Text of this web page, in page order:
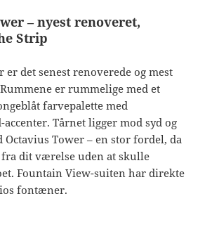
– nyest renoveret,
Strip
er det senest renoverede og mest
er rummelige med et
farvepalette med
accenter. Tårnet ligger mod syd og
Octavius Tower – en stor fordel, da
dit værelse uden at skulle
Fountain View-suiten har direkte
fontæner.